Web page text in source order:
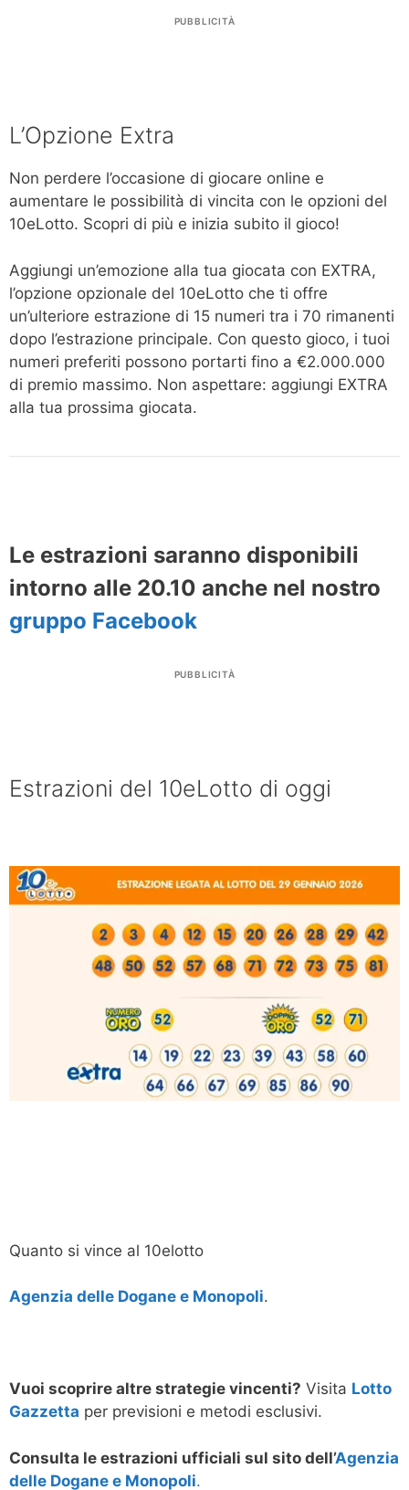
PUBBLICITÀ
L’Opzione Extra
Non perdere l’occasione di giocare online e
aumentare le possibilità di vincita con le opzioni del
10eLotto. Scopri di più e inizia subito il gioco!
Aggiungi un’emozione alla tua giocata con EXTRA,
l’opzione opzionale del 10eLotto che ti offre
un’ulteriore estrazione di 15 numeri tra i 70 rimanenti
dopo l’estrazione principale. Con questo gioco, i tuoi
numeri preferiti possono portarti fino a €2.000.000
di premio massimo. Non aspettare: aggiungi EXTRA
alla tua prossima giocata.
Le estrazioni saranno disponibili
intorno alle 20.10 anche nel nostro
gruppo Facebook
PUBBLICITÀ
Estrazioni del 10eLotto di oggi
Quanto si vince al 10elotto
Agenzia delle Dogane e Monopoli.
Vuoi scoprire altre strategie vincenti? Visita Lotto
Gazzetta per previsioni e metodi esclusivi.
Consulta le estrazioni ufficiali sul sito dell’Agenzia
delle Dogane e Monopoli.